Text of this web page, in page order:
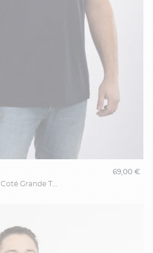
Tee-Shirt avec Bandes Sur Le Coté Grande Taille Marine
69,00 €